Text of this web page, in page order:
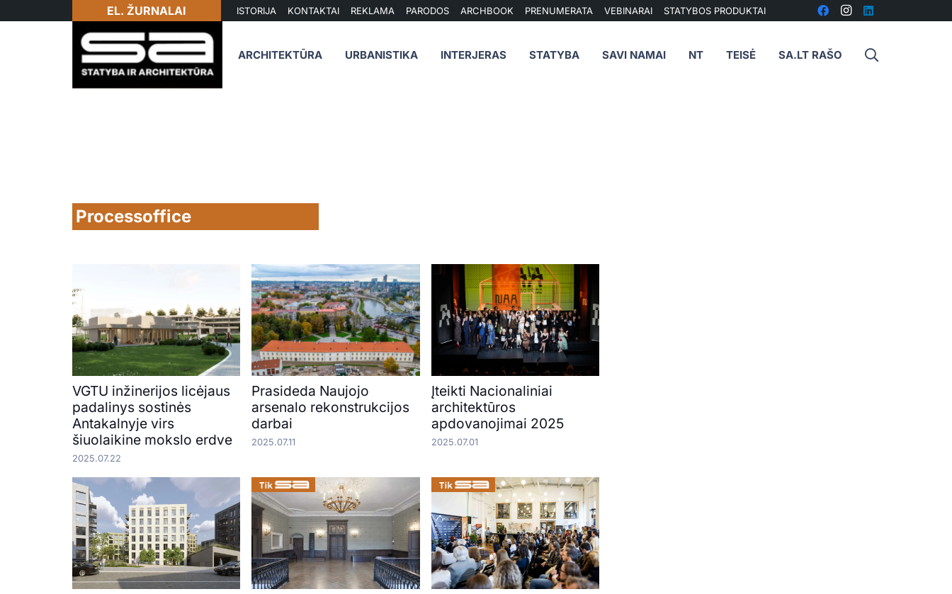
EL. ŽURNALAI ISTORIJA KONTAKTAI REKLAMA PARODOS ARCHBOOK PRENUMERATA VEBINARAI STATYBOS PRODUKTAI
ARCHITEKTŪRA URBANISTIKA INTERJERAS STATYBA SAVI NAMAI NT TEISĖ SA.LT RAŠO
Processoffice
VGTU inžinerijos licėjaus
padalinys sostinės
Antakalnyje virs
šiuolaikine mokslo erdve
2025.07.22
Prasideda Naujojo
arsenalo rekonstrukcijos
darbai
2025.07.11
Įteikti Nacionaliniai
architektūros
apdovanojimai 2025
2025.07.01